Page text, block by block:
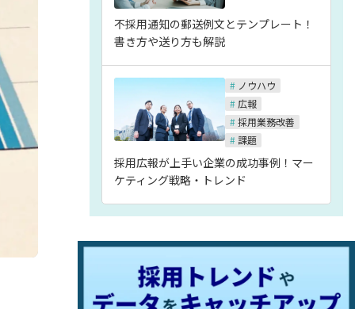
不採用通知の郵送例文とテンプレート！
書き方や送り方も解説
# ノウハウ
# 広報
#採用業務改善
#課題
採用広報が上手い企業の成功事例！マー
ケティング戦略・トレンド